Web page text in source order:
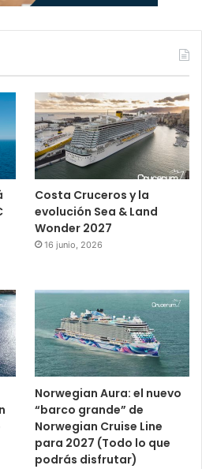
Costa Cruceros y la
evolución Sea & Land
Wonder 2027
16 junio, 2026
Norwegian Aura: el nuevo
“barco grande” de
Norwegian Cruise Line
para 2027 (Todo lo que
podrás disfrutar)